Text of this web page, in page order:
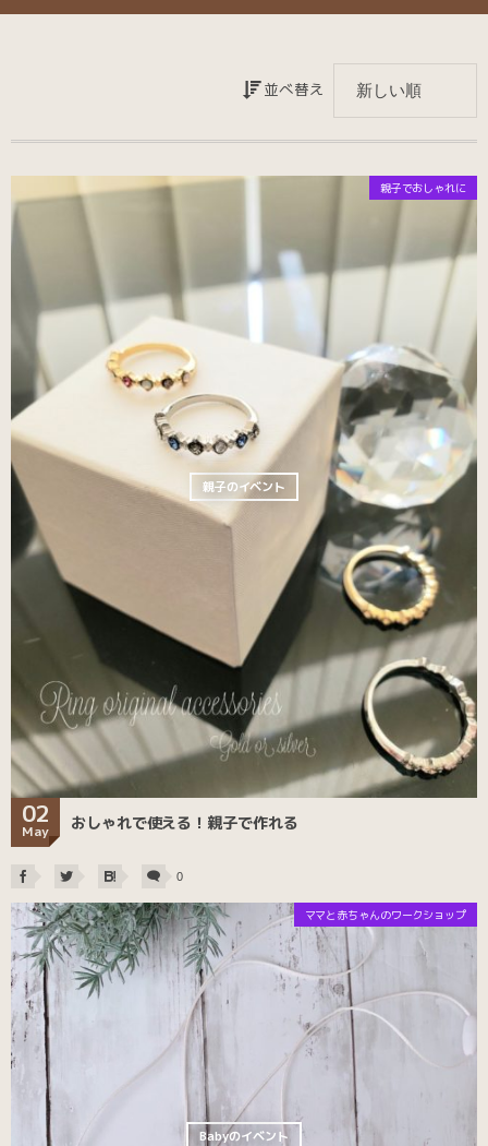
並べ替え
親子のイベント
親子でおしゃれに
02
May おしゃれで使える！親子で作れる
0
Babyのイベント
ママと赤ちゃんのワークショップ